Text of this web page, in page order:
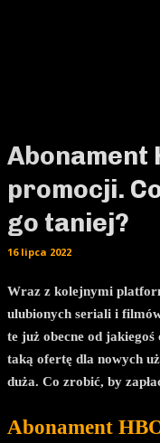
Abonament
promocji.
go taniej?
16 lipca 2022
Wraz z kolejnymi
ulubionych seriali i
te już obecne od jakiegoś
taką ofertę dla nowych
duża. Co zrobić, by
Abonament